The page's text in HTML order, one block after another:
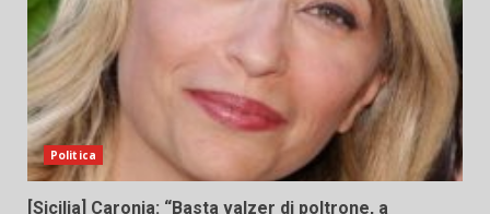
Politica
[Sicilia] Caronia: “Basta valzer di poltrone, a